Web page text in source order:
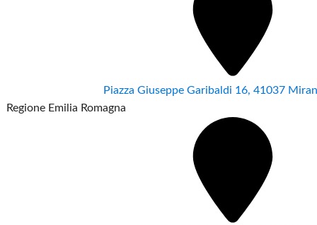
Piazza Giuseppe Garibaldi 16, 41037
Regione Emilia Romagna